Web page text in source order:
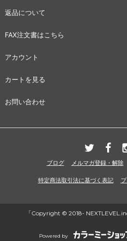
返品について
FAX注文書はこちら
アカウント
カートを見る
お問い合わせ
ブログ メルマガ登録・解除
特定商法取引法に基づく表記
「Copyright © 2018-
Powered by